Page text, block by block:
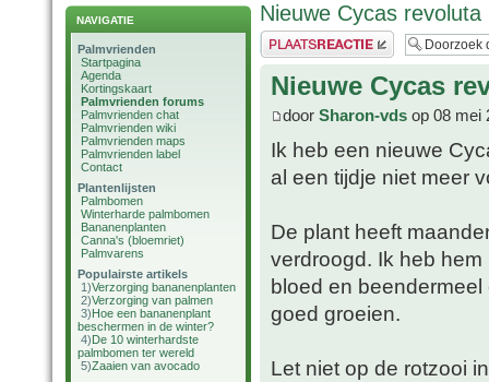
NAVIGATIE
Palmvrienden
Startpagina
Agenda
Kortingskaart
Palmvrienden forums
Palmvrienden chat
Palmvrienden wiki
Palmvrienden maps
Palmvrienden label
Contact
Plantenlijsten
Palmbomen
Winterharde palmbomen
Bananenplanten
Canna's (bloemriet)
Palmvarens
Populairste artikels
1)Verzorging bananenplanten
2)Verzorging van palmen
3)Hoe een bananenplant
beschermen in de winter?
4)De 10 winterhardste
palmbomen ter wereld
5)Zaaien van avocado
Nieuwe Cycas revoluta
Plaats een reactie
Nieuwe Cycas
door Sharon-vds op 08 mei
Ik heb een nieuwe
al een tijdje niet meer
De plant heeft
verdroogd. Ik heb
bloed en
goed groeien.
Let niet op de rotzooi